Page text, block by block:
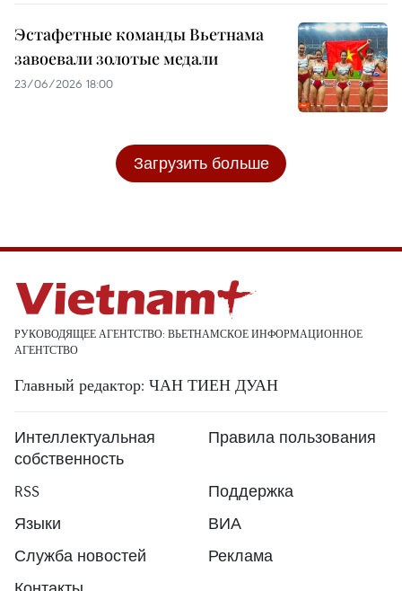
Эстафетные команды Вьетнама
завоевали золотые медали
23/06/2026 18:00
Загрузить больше
РУКОВОДЯЩЕЕ АГЕНТСТВО: ВЬЕТНАМСКОЕ ИНФОРМАЦИОННОЕ
АГЕНТСТВО
Главный редактор: ЧАН ТИЕН ДУАН
Интеллектуальная
собственность
Правила пользования
RSS
Поддержка
Языки
ВИА
Служба новостей
Реклама